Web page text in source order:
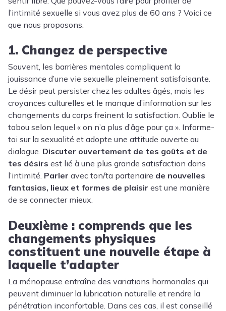
l’intimité sexuelle si vous avez plus de 60 ans ? Voici ce
que nous proposons.
1. Changez de perspective
Souvent, les barrières mentales compliquent la
jouissance d’une vie sexuelle pleinement satisfaisante.
Le désir peut persister chez les adultes âgés, mais les
croyances culturelles et le manque d’information sur les
changements du corps freinent la satisfaction. Oublie le
tabou selon lequel « on n’a plus d’âge pour ça ». Informe-
toi sur la sexualité et adopte une attitude ouverte au
dialogue. Discuter ouvertement de tes goûts et de
tes désirs est lié à une plus grande satisfaction dans
l’intimité. Parler avec ton/ta partenaire de nouvelles
fantasias, lieux et formes de plaisir est une manière
de se connecter mieux.
Deuxième : comprends que les
changements physiques
constituent une nouvelle étape à
laquelle t’adapter
La ménopause entraîne des variations hormonales qui
peuvent diminuer la lubrication naturelle et rendre la
pénétration inconfortable. Dans ces cas, il est conseillé